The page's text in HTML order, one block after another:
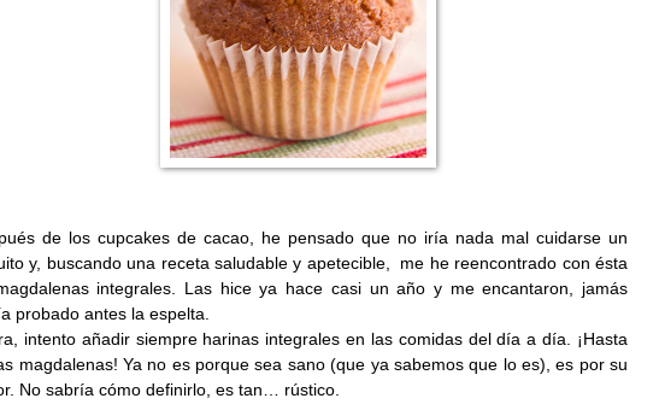
de los cupcakes de cacao, he pensado que no iría nada mal cuidarse un
y, buscando una receta saludable y apetecible,
me he reencontrado con ésta
integrales. Las hice ya hace casi un año y me encantaron, jamás
probado antes la espelta.
intento añadir siempre harinas integrales en las comidas del día a día. ¡Hasta
magdalenas! Ya no es porque sea sano (que ya sabemos que lo es), es por su
No sabría cómo definirlo, es tan… rústico.